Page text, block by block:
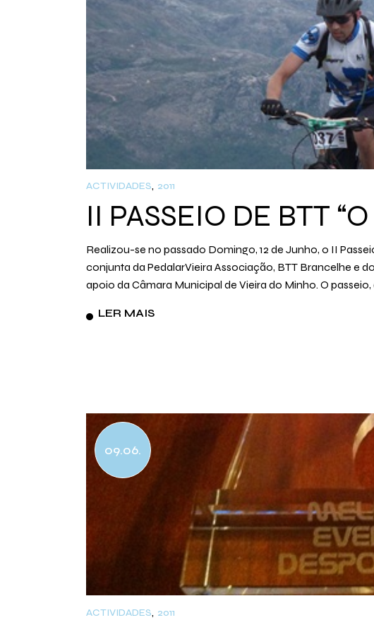
ACTIVIDADES 2011
II PASSEIO DE BTT
Realizou-se no passado Domingo, 12 de Junho, o II
conjunta da PedalarVieira Associação, BTT Brancelhe e
apoio da Câmara Municipal de Vieira do Minho. O
LER MAIS
09.06.
ACTIVIDADES 2011